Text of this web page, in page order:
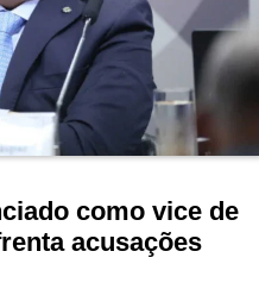
como vice de
acusações